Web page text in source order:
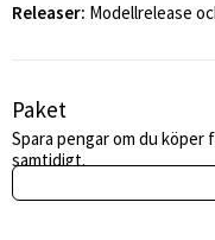
Releaser: Modellrelease
Paket
Spara pengar om du köper
samtidigt.